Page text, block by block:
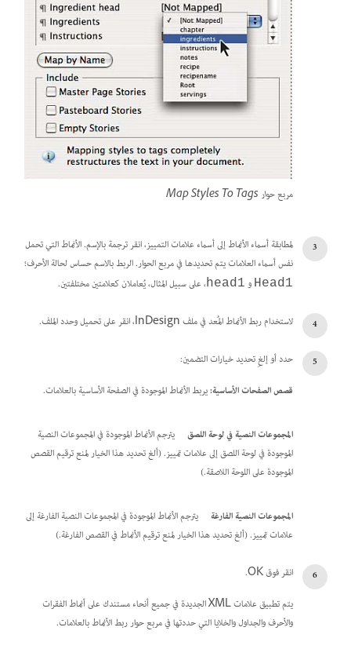
مربع حوار Map Styles To Tags
لمطابقة أسماء الأنماط إلى أسماء علامات التمييز، انقر ترجمة بالإسم. الأنماط التي تحمل
نفس أسماء العلامات يتم تحديدها في مربع الحوار. الربط بالاسم حساس لحالة الأحرف؛
Head1 و head1، على سبيل المثال، يُعاملان كعلامتين مختلفتين.
لاستخدام ربط الأنماط المُعد في ملف InDesign، انقر على تحميل وحدد الملف.
حدد أو إلغِ تحديد خيارات التضمين:
قصص الصفحات الأساسية:يربط الأنماط الموجودة في الصفحة الأساسية بالعلامات.
المجموعات النصية في لوحة اللصق
يترجم الأنماط الموجودة في المجموعات النصية
الموجودة في لوحة اللصق إلى علامات تمييز. (ألغ تحديد هذا الخيار لمنع ترقيم القصص
الموجودة على اللوحة اللاصقة.)
المجموعات النصية الفارغة
يترجم الأنماط الموجودة في المجموعات النصية الفارغة إلى
علامات تمييز. (ألغ تحديد هذا الخيار لمنع ترقيم الأنماط في القصص الفارغة.)
انقر فوق OK.
يتم تطبيق علامات XML الجديدة في جميع أنحاء مستندك على أنماط الفقرات
والأحرف والجداول والخلايا التي حددتها في مربع حوار ربط الأنماط بالعلامات.